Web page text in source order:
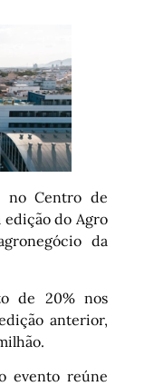
no Centro de
edição do Agro
da
de 20% nos
anterior,
evento reúne